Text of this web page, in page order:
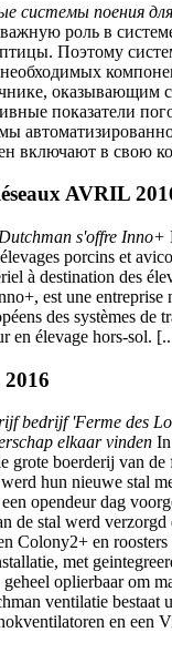
системы поения
роль в
Поэтому
оказывающим
показатели
включают в свою
AVRIL
s'offre Inno+
porcins et
à destination des
est une entreprise
des systèmes de
en élevage hors-sol.
bedrijf 'Ferme des
elkaar vinden
grote boerderij van
hun nieuwe stal
opendeur dag
de stal werd verzorgd
Colony2+ en
met
oplierbaar om
ventilatie bestaat
en een